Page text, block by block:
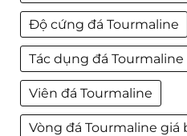
Độ cứng đá Tourmaline
Tác dụng đá Tourmaline
Viên đá Tourmaline
Vòng đá Tourmaline giá